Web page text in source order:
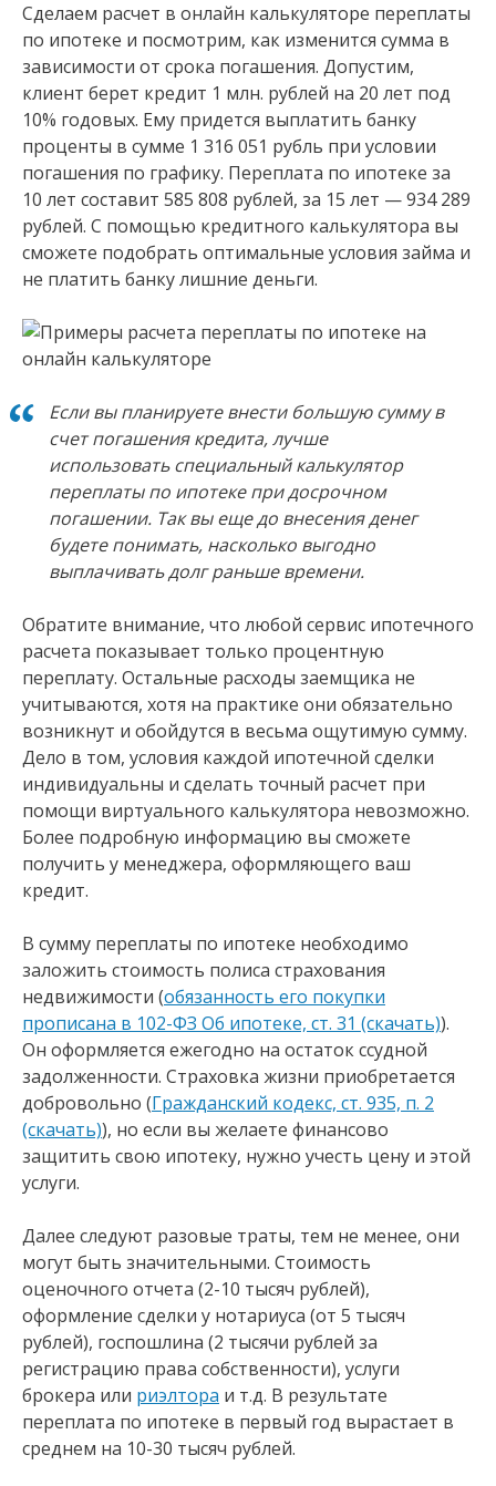
Сделаем расчет в онлайн калькуляторе переплаты
по ипотеке и посмотрим, как изменится сумма в
зависимости от срока погашения. Допустим,
клиент берет кредит 1 млн. рублей на 20 лет под
10% годовых. Ему придется выплатить банку
проценты в сумме 1 316 051 рубль при условии
погашения по графику. Переплата по ипотеке за
10 лет составит 585 808 рублей, за 15 лет — 934 289
рублей. С помощью кредитного калькулятора вы
сможете подобрать оптимальные условия займа и
не платить банку лишние деньги.
Если вы планируете внести большую сумму в
счет погашения кредита, лучше
использовать специальный калькулятор
переплаты по ипотеке при досрочном
погашении. Так вы еще до внесения денег
будете понимать, насколько выгодно
выплачивать долг раньше времени.
Обратите внимание, что любой сервис ипотечного
расчета показывает только процентную
переплату. Остальные расходы заемщика не
учитываются, хотя на практике они обязательно
возникнут и обойдутся в весьма ощутимую сумму.
Дело в том, условия каждой ипотечной сделки
индивидуальны и сделать точный расчет при
помощи виртуального калькулятора невозможно.
Более подробную информацию вы сможете
получить у менеджера, оформляющего ваш
кредит.
В сумму переплаты по ипотеке необходимо
заложить стоимость полиса страхования
недвижимости (обязанность его покупки
прописана в 102-ФЗ Об ипотеке, ст. 31 (скачать)).
Он оформляется ежегодно на остаток ссудной
задолженности. Страховка жизни приобретается
добровольно (Гражданский кодекс, ст. 935, п. 2
(скачать)), но если вы желаете финансово
защитить свою ипотеку, нужно учесть цену и этой
услуги.
Далее следуют разовые траты, тем не менее, они
могут быть значительными. Стоимость
оценочного отчета (2-10 тысяч рублей),
оформление сделки у нотариуса (от 5 тысяч
рублей), госпошлина (2 тысячи рублей за
регистрацию права собственности), услуги
брокера или риэлтора и т.д. В результате
переплата по ипотеке в первый год вырастает в
среднем на 10-30 тысяч рублей.